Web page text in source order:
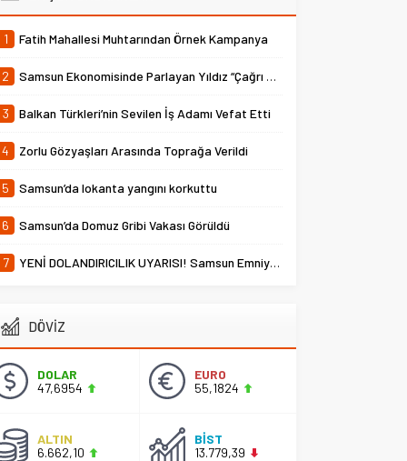
1 Fatih Mahallesi Muhtarından Örnek Kampanya
2 Samsun Ekonomisinde Parlayan Yıldız “Çağrı Temper”
3 Balkan Türkleri’nin Sevilen İş Adamı Vefat Etti
4 Zorlu Gözyaşları Arasında Toprağa Verildi
5 Samsun’da lokanta yangını korkuttu
6 Samsun’da Domuz Gribi Vakası Görüldü
7 YENİ DOLANDIRICILIK UYARISI! Samsun Emniyet Müdürlüğü Uyardı
DÖVİZ
DOLAR
47,6954
EURO
55,1824
ALTIN
6.662,10
BİST
13.779,39